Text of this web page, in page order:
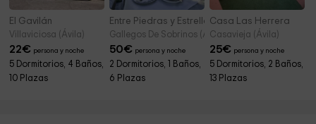
El Gavilán
Villaviciosa (Ávila)
22€ persona y noche
5 Dormitorios, 4 Baños,
10 Plazas
Entre Piedras y Estrellas
Gallegos De Sobrinos (Ávila)
50€ persona y noche
2 Dormitorios, 1 Baños,
6 Plazas
Casa Las Herrera
Casavieja (Ávila)
25€ persona y noche
5 Dormitorios, 2 Baños,
13 Plazas